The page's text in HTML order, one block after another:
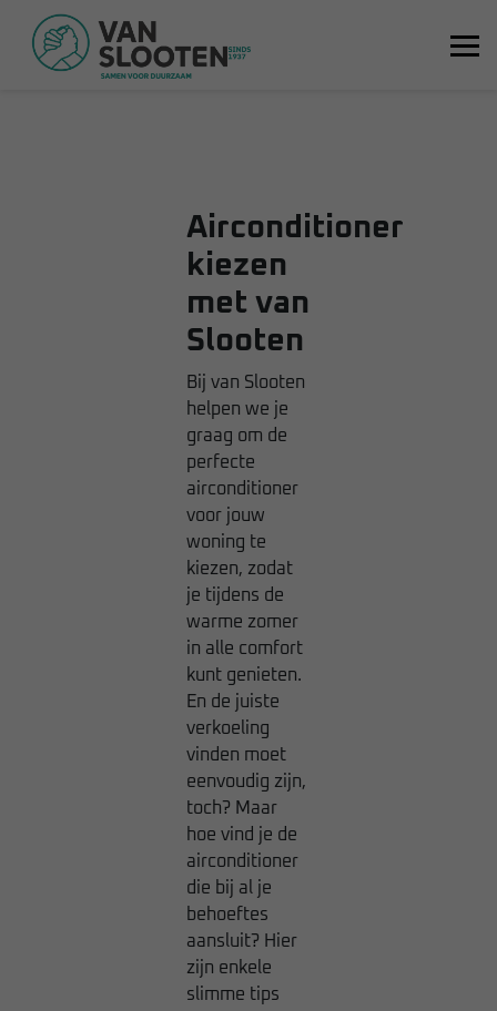
Airconditioner
kiezen
met van
Slooten
Bij van Slooten
helpen we je
graag om de
perfecte
airconditioner
voor jouw
woning te
kiezen, zodat
je tijdens de
warme zomer
in alle comfort
kunt genieten.
En de juiste
verkoeling
vinden moet
eenvoudig zijn,
toch? Maar
hoe vind je de
airconditioner
die bij al je
behoeftes
aansluit? Hier
zijn enkele
slimme tips